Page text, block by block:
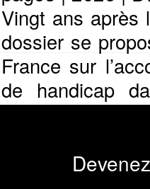
Vingt ans après
dossier se
France sur
de handicap
promotion de
sciences de...